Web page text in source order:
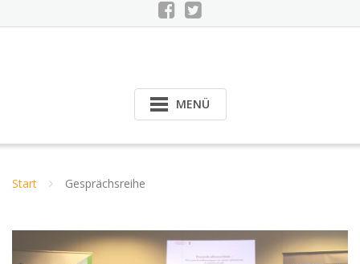
MENÜ
Start Gesprächsreihe